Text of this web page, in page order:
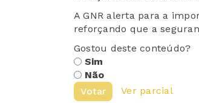
A GNR alerta para a
reforçando que a
Gostou deste conteúdo?
Sim
Não
Votar
Ver parcial